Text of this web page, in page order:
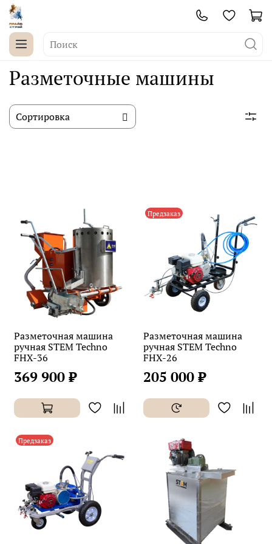
Разметочные машины
Разметочная машина
ручная STEM Techno
FHX-36
369 900 ₽
Предзаказ
Разметочная машина
ручная STEM Techno
FHX-26
205 000 ₽
Предзаказ